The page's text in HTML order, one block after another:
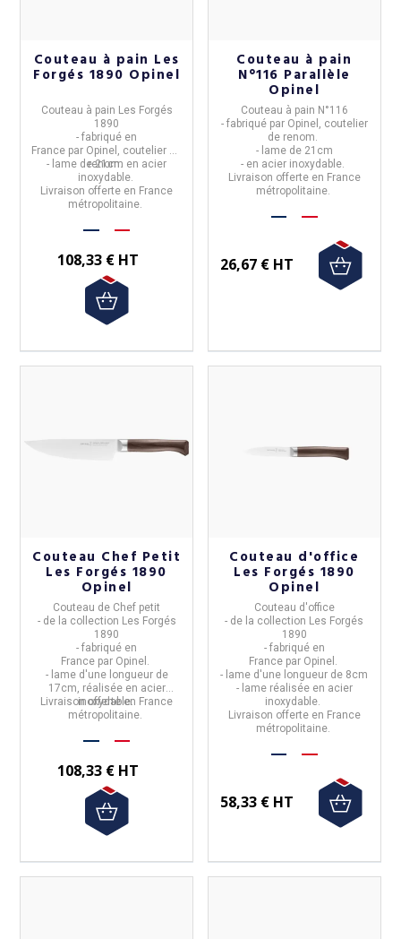
Couteau à pain Les
Forgés 1890 Opinel
Couteau à pain Les Forgés
1890
- fabriqué en
France par Opinel, coutelier de
renom.
- lame de21cm en acier
inoxydable.
Livraison offerte en France
métropolitaine.
108,33 € HT
Couteau à pain
N°116 Parallèle
Opinel
Couteau à pain N°116
- fabriqué par Opinel, coutelier
de renom.
- lame de 21cm
- en acier inoxydable.
Livraison offerte en France
métropolitaine.
26,67 € HT
Couteau Chef Petit
Les Forgés 1890
Opinel
Couteau de Chef petit
- de la collection Les Forgés
1890
- fabriqué en
France par Opinel.
- lame d'une longueur de
17cm, réalisée en acier
inoxydable.
Livraison offerte en France
métropolitaine.
108,33 € HT
Couteau d'office
Les Forgés 1890
Opinel
Couteau d'office
- de la collection Les Forgés
1890
- fabriqué en
Francepar Opinel.
- lame d'une longueur de 8cm
- lame réalisée en acier
inoxydable.
Livraison offerte en France
métropolitaine.
58,33 € HT